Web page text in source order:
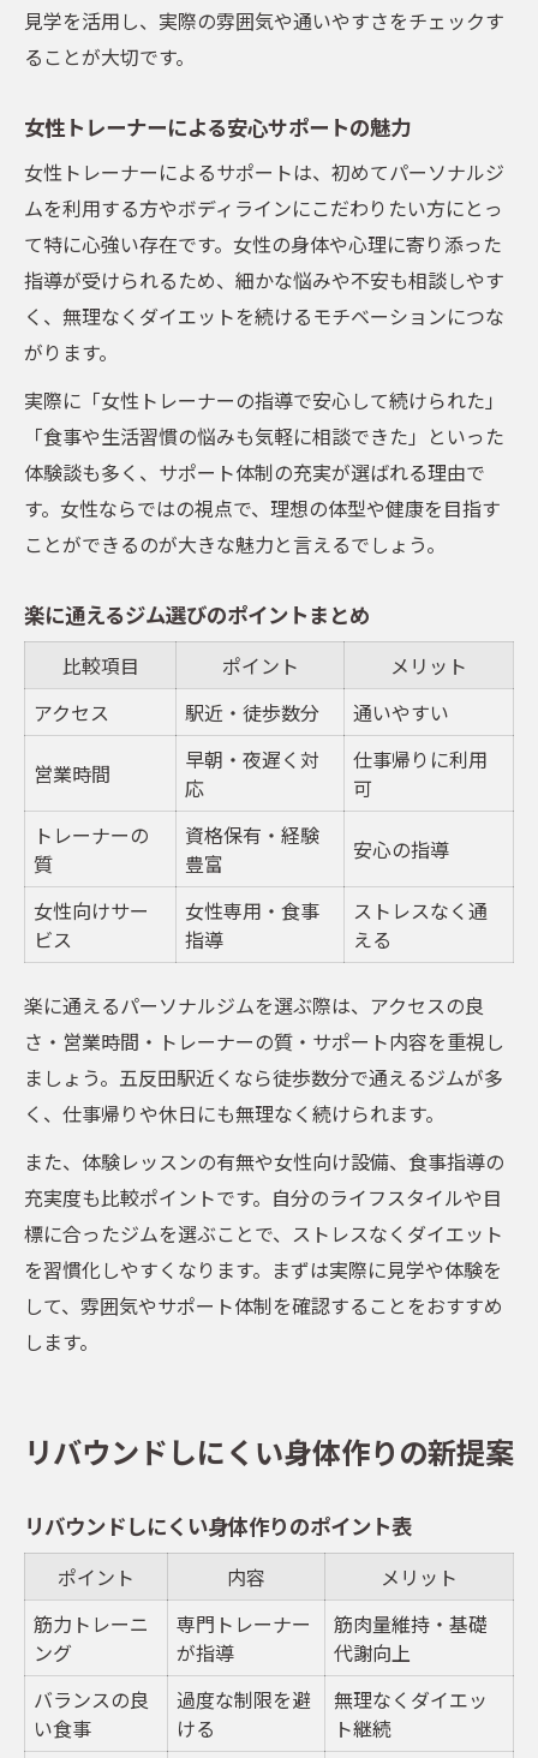
見学を活用し、実際の雰囲気や通いやすさをチェックす
ることが大切です。
女性トレーナーによる安心サポートの魅力
女性トレーナーによるサポートは、初めてパーソナルジ
ムを利用する方やボディラインにこだわりたい方にとっ
て特に心強い存在です。女性の身体や心理に寄り添った
指導が受けられるため、細かな悩みや不安も相談しやす
く、無理なくダイエットを続けるモチベーションにつな
がります。
実際に「女性トレーナーの指導で安心して続けられた」
「食事や生活習慣の悩みも気軽に相談できた」といった
体験談も多く、サポート体制の充実が選ばれる理由で
す。女性ならではの視点で、理想の体型や健康を目指す
ことができるのが大きな魅力と言えるでしょう。
楽に通えるジム選びのポイントまとめ
比較項目 ポイント
メリット
アクセス
駅近・徒歩数分 通いやすい
営業時間
早朝・夜遅く対
応
仕事帰りに利用
可
トレーナーの
質
資格保有・経験
豊富
安心の指導
女性向けサー
ビス
女性専用・食事
指導
ストレスなく通
える
楽に通えるパーソナルジムを選ぶ際は、アクセスの良
さ・営業時間・トレーナーの質・サポート内容を重視し
ましょう。五反田駅近くなら徒歩数分で通えるジムが多
く、仕事帰りや休日にも無理なく続けられます。
また、体験レッスンの有無や女性向け設備、食事指導の
充実度も比較ポイントです。自分のライフスタイルや目
標に合ったジムを選ぶことで、ストレスなくダイエット
を習慣化しやすくなります。まずは実際に見学や体験を
して、雰囲気やサポート体制を確認することをおすすめ
します。
リバウンドしにくい身体作りの新提案
リバウンドしにくい身体作りのポイント表
ポイント 内容
メリット
筋力トレーニ
ング
専門トレーナー
が指導
筋肉量維持・基礎
代謝向上
バランスの良
い食事
過度な制限を避
ける
無理なくダイエッ
ト継続